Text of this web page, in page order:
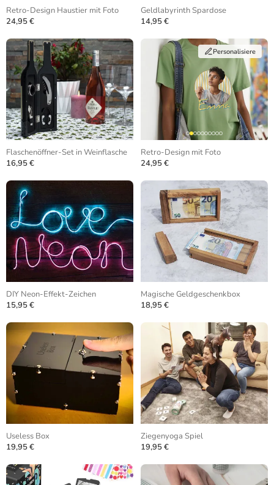
Retro-Design Haustier mit Foto
24,95 €
Geldlabyrinth Spardose
14,95 €
Flaschenöffner-Set in Weinflasche
16,95 €
Personalisiere
Retro-Design mit Foto
24,95 €
DIY Neon-Effekt-Zeichen
15,95 €
Magische Geldgeschenkbox
18,95 €
Useless Box
19,95 €
Ziegenyoga Spiel
19,95 €